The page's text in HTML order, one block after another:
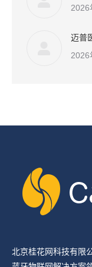
2026
迈普
2026
北京桂花网科技有限